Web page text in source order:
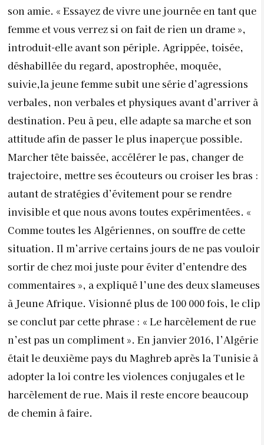
son amie. « Essayez de vivre une journée en tant que
femme et vous verrez si on fait de rien un drame »,
introduit-elle avant son périple. Agrippée, toisée,
déshabillée du regard, apostrophée, moquée,
suivie,la jeune femme subit une série d’agressions
verbales, non verbales et physiques avant d’arriver à
destination. Peu à peu, elle adapte sa marche et son
attitude afin de passer le plus inaperçue possible.
Marcher tête baissée, accélérer le pas, changer de
trajectoire, mettre ses écouteurs ou croiser les bras :
autant de stratégies d’évitement pour se rendre
invisible et que nous avons toutes expérimentées. «
Comme toutes les Algériennes, on souffre de cette
situation. Il m’arrive certains jours de ne pas vouloir
sortir de chez moi juste pour éviter d’entendre des
commentaires », a expliqué l’une des deux slameuses
à JeuneAfrique. Visionné plus de 100 000 fois, le clip
se conclut par cette phrase : « Le harcèlement de rue
n’est pas un compliment ». En janvier 2016, l’Algérie
était le deuxième pays du Maghreb après la Tunisie à
adopter la loi contre les violences conjugales et le
harcèlement de rue. Mais il reste encore beaucoup
de chemin à faire.